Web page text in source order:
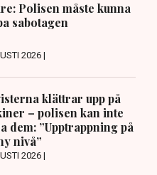
Polisen måste kunna
sabotagen
2026 |
klättrar upp på
– polisen kan inte
dem: ”Upptrappning på
nivå”
2026 |